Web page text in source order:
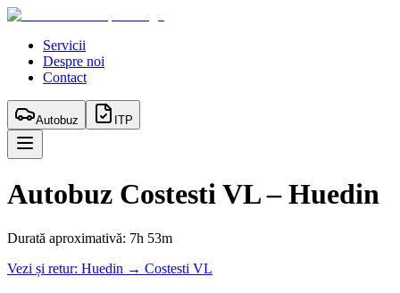
Servicii
Despre noi
Contact
Autobuz ITP
Autobuz Costesti VL–Huedin
Durată aproximativă: 7h 53m
Vezi și retur: Huedin → Costesti VL